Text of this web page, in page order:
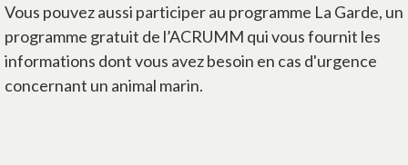
Vous pouvez aussi participer au programme La Garde, un
programme gratuit de l’ACRUMM qui vous fournit les
informations dont vous avez besoin en cas d'urgence
concernant un animal marin.